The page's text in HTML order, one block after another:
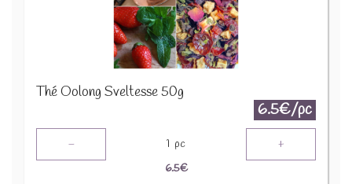
Thé Oolong Sveltesse 50g
6.5€/pc
- 1 pc +
6.5€